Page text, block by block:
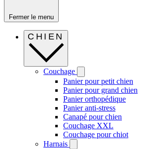
Fermer le menu
CHIEN
Couchage
Panier pour petit chien
Panier pour grand chien
Panier orthopédique
Panier anti-stress
Canapé pour chien
Couchage XXL
Couchage pour chiot
Harnais